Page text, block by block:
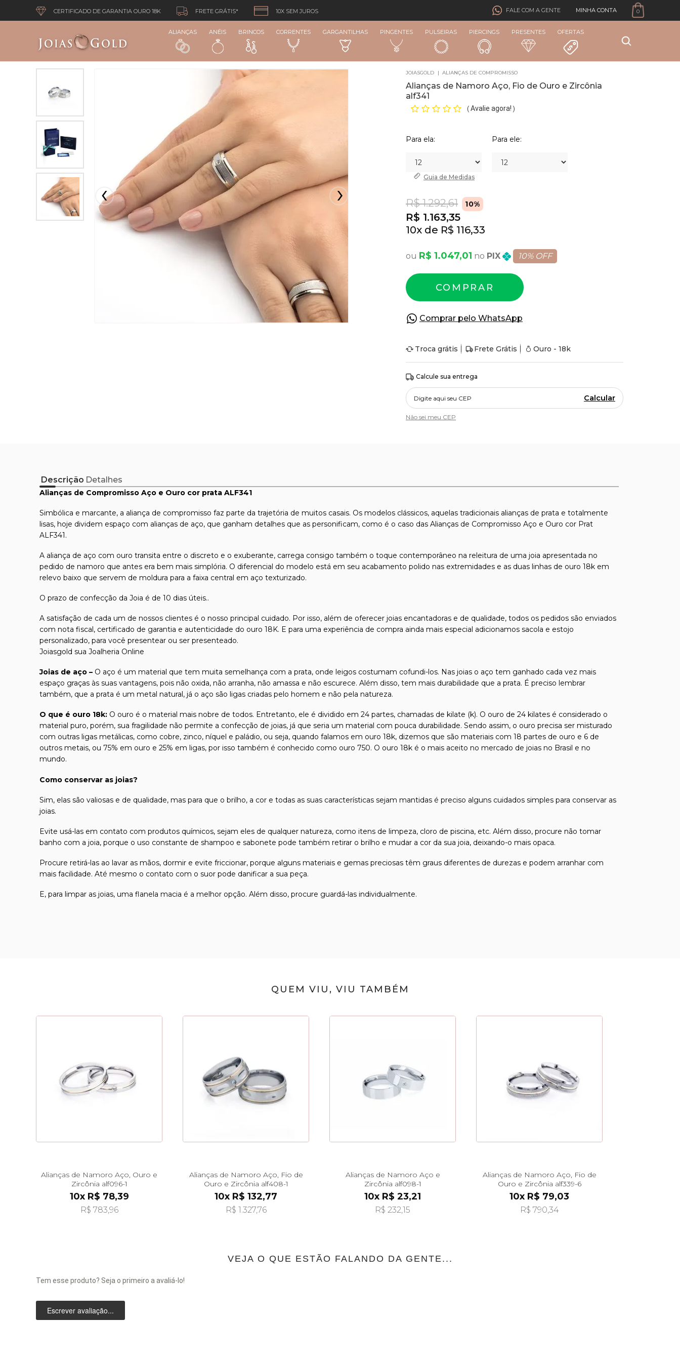
CERTIFICADO DE GARANTIA OURO 18K FRETE GRÁTIS* 10X SEM JUROS FALE COM A GENTE MINHA CONTA 0
ALIANÇAS ANÉIS BRINCOS CORRENTES GARGANTILHAS PINGENTES PULSEIRAS PIERCINGS PRESENTES OFERTAS
JOIASGOLD ALIANÇAS DE COMPROMISSO
Alianças de Namoro Aço, Fio de Ouro e Zircônia
alf341
( Avalie agora! )
Para ela: Para ele:
Guia de Medidas
R$ 1.292,61 10%
R$ 1.163,35
10
R$ 116,33
R$ 1.047,01 PIX 10% OFF
Comprar pelo WhatsApp
Troca grátis Frete Grátis Ouro - 18k
COMPRAR
Calcule sua entrega
Calcular
Não sei meu CEP
Descrição Detalhes
Alianças de Compromisso Aço e Ouro cor prata ALF341
Simbólica e marcante, a aliança de compromisso faz parte da trajetória de muitos casais. Os modelos clássicos, aquelas tradicionais alianças de prata e totalmente
lisas, hoje dividem espaço com alianças de aço, que ganham detalhes que as personificam, como é o caso das Alianças de Compromisso Aço e Ouro cor Prat
ALF341.
A aliança de aço com ouro transita entre o discreto e o exuberante, carrega consigo também o toque contemporâneo na releitura de uma joia apresentada no
pedido de namoro que antes era bem mais simplória. O diferencial do modelo está em seu acabamento polido nas extremidades e as duas linhas de ouro 18k em
relevo baixo que servem de moldura para a faixa central em aço texturizado.
O prazo de confecção da Joia é de 10 dias úteis..
A satisfação de cada um de nossos clientes é o nosso principal cuidado. Por isso, além de oferecer joias encantadoras e de qualidade, todos os pedidos são enviados
com nota fiscal, certificado de garantia e autenticidade do ouro 18K. E para uma experiência de compra ainda mais especial adicionamos sacola e estojo
personalizado, para você presentear ou ser presenteado.
Joiasgold sua Joalheria Online
Joias de aço – O aço é um material que tem muita semelhança com a prata, onde leigos costumam cofundi-los. Nas joias o aço tem ganhado cada vez mais
espaço graças às suas vantagens, pois não oxida, não arranha, não amassa e não escurece. Além disso, tem mais durabilidade que a prata. É preciso lembrar
também, que a prata é um metal natural, já o aço são ligas criadas pelo homem e não pela natureza.
O que é ouro 18k: O ouro é o material mais nobre de todos. Entretanto, ele é dividido em 24 partes, chamadas de kilate (k). O ouro de 24 kilates é considerado o
material puro, porém, sua fragilidade não permite a confecção de joias, já que seria um material com pouca durabilidade. Sendo assim, o ouro precisa ser misturado
com outras ligas metálicas, como cobre, zinco, níquel e paládio, ou seja, quando falamos em ouro 18k, dizemos que são materiais com 18 partes de ouro e 6 de
outros metais, ou 75% em ouro e 25% em ligas, por isso também é conhecido como ouro 750. O ouro 18k é o mais aceito no mercado de joias no Brasil e no
mundo.
Como conservar as joias?
Sim, elas são valiosas e de qualidade, mas para que o brilho, a cor e todas as suas características sejam mantidas é preciso alguns cuidados simples para conservar as
joias.
Evite usá-las em contato com produtos químicos, sejam eles de qualquer natureza, como itens de limpeza, cloro de piscina, etc. Além disso, procure não tomar
banho com a joia, porque o uso constante de shampoo e sabonete pode também retirar o brilho e mudar a cor da sua joia, deixando-o mais opaca.
Procure retirá-las ao lavar as mãos, dormir e evite friccionar, porque alguns materiais e gemas preciosas têm graus diferentes de durezas e podem arranhar com
mais facilidade. Até mesmo o contato com o suor pode danificar a sua peça.
E, para limpar as joias, uma flanela macia é a melhor opção. Além disso, procure guardá-las individualmente.
QUEM VIU, VIU TAMBÉM
Alianças de Namoro Aço, Ouro e
Zircônia alf096-1
10x R$ 78,39
R$ 783,96
Alianças de Namoro Aço, Fio de
Ouro e Zircônia alf408-1
10x R$ 132,77
R$ 1.327,76
Alianças de Namoro Aço e
Zircônia alf098-1
10x R$ 23,21
R$ 232,15
Alianças de Namoro Aço, Fio de
Ouro e Zircônia alf339-6
10x R$ 79,03
R$ 790,34
VEJA O QUE ESTÃO FALANDO DA GENTE...
Tem esse produto? Seja o primeiro a avaliá-lo!
Escrever avaliação...